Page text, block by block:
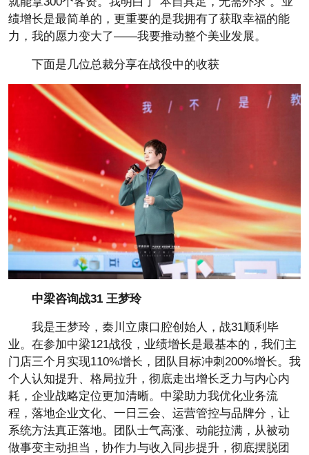
绩增长是最简单的，更重要的是我拥有了获取幸福的能
力，我的愿力变大了——我要推动整个美业发展。
下面是几位总裁分享在战役中的收获
中梁咨询战31 王梦玲
我是王梦玲，秦川立康口腔创始人，战31顺利毕
业。在参加中梁121战役，业绩增长是最基本的，我们主
门店三个月实现110%增长，团队目标冲刺200%增长。我
个人认知提升、格局拉升，彻底走出增长乏力与内心内
耗，企业战略定位更加清晰。中梁助力我优化业务流
程，落地企业文化、一日三会、运营管控与品牌分，让
系统方法真正落地。团队士气高涨、动能拉满，从被动
做事变主动担当，协作力与收入同步提升，彻底摆脱团